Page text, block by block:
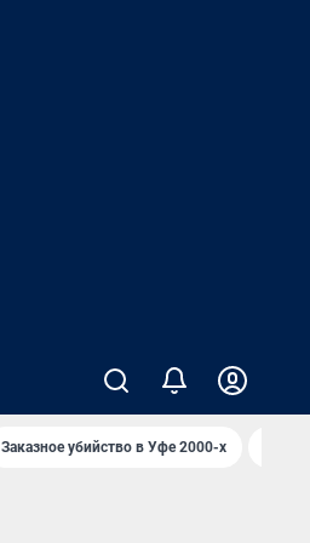
Заказное убийство в Уфе 2000-х